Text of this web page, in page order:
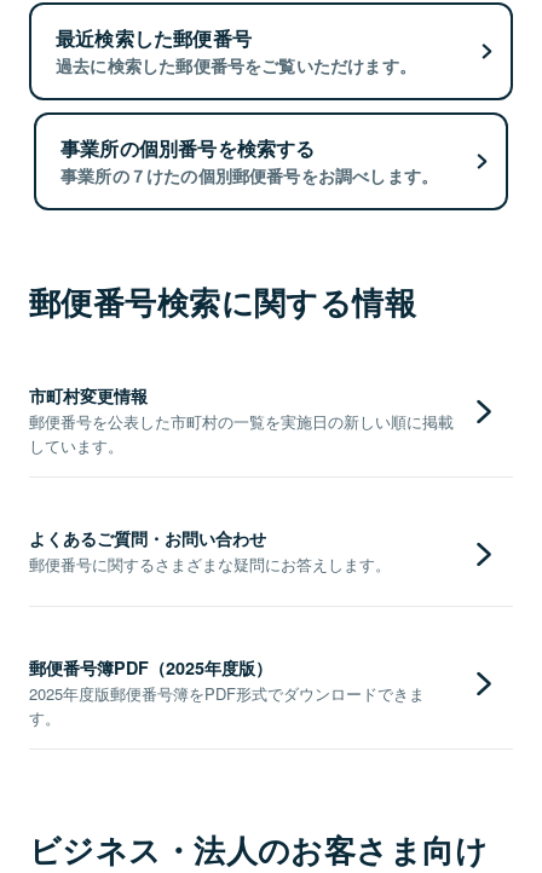
最近検索した郵便番号
過去に検索した郵便番号をご覧いただけます。
事業所の個別番号を検索する
事業所の７けたの個別郵便番号をお調べします。
郵便番号検索に関する情報
市町村変更情報
郵便番号を公表した市町村の一覧を実施日の新しい順に掲載
しています。
よくあるご質問・お問い合わせ
郵便番号に関するさまざまな疑問にお答えします。
郵便番号簿PDF（2025年度版）
2025年度版郵便番号簿をPDF形式でダウンロードできま
す。
ビジネス・法人のお客さま向け